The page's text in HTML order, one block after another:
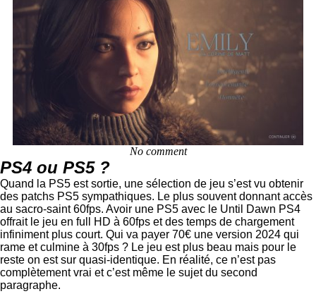
No comment
PS4 ou PS5 ?
Quand la PS5 est sortie, une sélection de jeu s’est vu obtenir
des patchs PS5 sympathiques. Le plus souvent donnant accès
au sacro-saint 60fps. Avoir une PS5 avec le Until Dawn PS4
offrait le jeu en full HD à 60fps et des temps de chargement
infiniment plus court. Qui va payer 70€ une version 2024 qui
rame et culmine à 30fps ? Le jeu est plus beau mais pour le
reste on est sur quasi-identique. En réalité, ce n’est pas
complètement vrai et c’est même le sujet du second
paragraphe.